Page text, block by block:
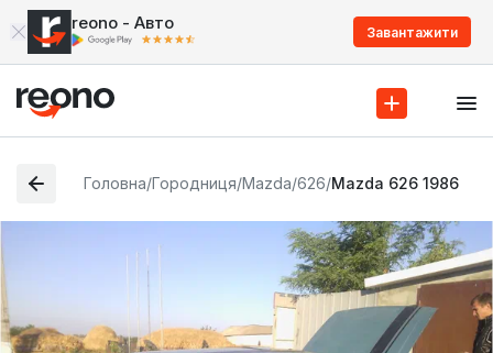
reono - Авто Завантажити
Головна/Городниця/Mazda/626/Mazda 626 1986